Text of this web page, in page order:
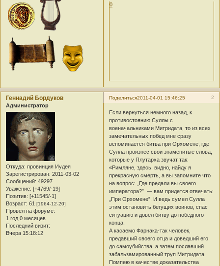
0
Поделиться 2
2011-04-01 15:46:25
Геннадий Бордуков
Администратор
Откуда: провинция Иудея
Зарегистрирован: 2011-03-02
Сообщений: 49297
Уважение: [+4769/-19]
Позитив: [+11545/-1]
Возраст: 61 [1964-12-20]
Провел на форуме:
1 год 0 месяцев
Последний визит:
Вчера 15:18:12
Если вернуться немного назад, к
противостоянию Суллы с
военачальниками Митридата, то из всех
замечательных побед мне сразу
вспоминается битва при Орхомене, где
Сулла произнёс свои знаменитые слова,
которые у Плутарха звучат так:
«Римляне, здесь, видно, найду я
прекрасную смерть, а вы запомните что
на вопрос: „Где предали вы своего
императора?” — вам придется отвечать:
„При Орхомене”. И ведь сумел Сулла
этим остановить бегущих воинов, спас
ситуацию и довёл битву до победного
конца.
А касаемо Фарнака-так человек,
предавший своего отца и доведший его
до самоубийства, а затем пославший
забальзамированный труп Митридата
Помпею в качестве доказательства